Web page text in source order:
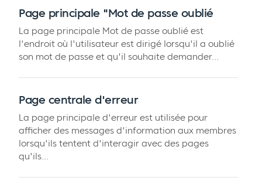
Page principale "Mot de passe oublié
La page principale Mot de passe oublié est
l'endroit où l'utilisateur est dirigé lorsqu'il a oublié
son mot de passe et qu'il souhaite demander...
Page centrale d'erreur
La page principale d'erreur est utilisée pour
afficher des messages d'information aux membres
lorsqu'ils tentent d'interagir avec des pages
qu'ils...